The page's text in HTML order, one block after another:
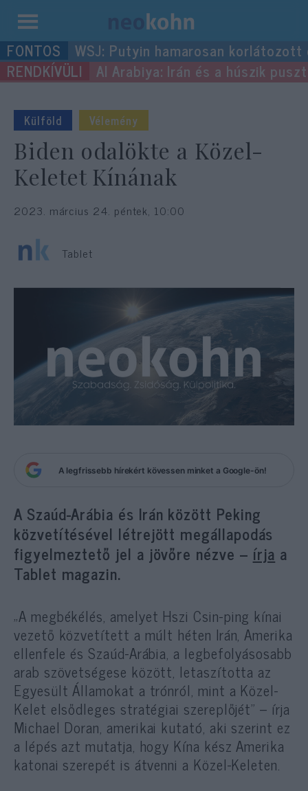
Kilépés
a
tartalomba
WSJ: Putyin hamarosan
Al Arabiya: Irán és a húszik
Külföld Vélemény
Biden odalökte a Közel-
Keletet Kínának
2023. március 24. péntek, 10:00
Tablet
A legfrissebb hírekért kövessen minket a Google-ön!
A Szaúd-Arábia és Irán között Peking
közvetítésével létrejött megállapodás
figyelmeztető jel a jövőre nézve – írja a
Tablet magazin.
„A megbékélés, amelyet Hszi Csin-ping kínai
vezető közvetített a múlt héten Irán, Amerika
ellenfele és Szaúd-Arábia, a legbefolyásosabb
arab szövetségese között, letaszította az
Egyesült Államokat a trónról, mint a Közel-
Kelet elsődleges stratégiai szereplőjét” – írja
Michael Doran, amerikai kutató, aki szerint ez
a lépés azt mutatja, hogy Kína kész Amerika
katonai szerepét is átvenni a Közel-Keleten.